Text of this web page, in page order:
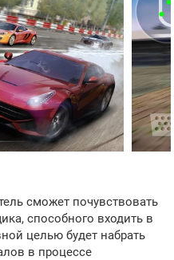
сможет почувствовать
способного входить в
целью будет набрать
в процессе